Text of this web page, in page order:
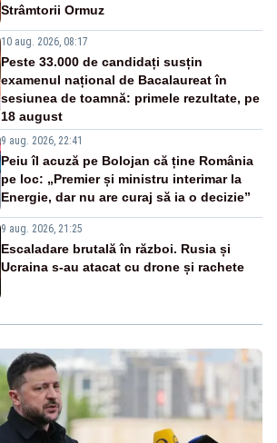
Strâmtorii Ormuz
10 aug. 2026, 08:17
Peste 33.000 de candidați susțin
examenul național de Bacalaureat în
sesiunea de toamnă: primele rezultate, pe
18 august
9 aug. 2026, 22:41
Peiu îl acuză pe Bolojan că ține România
pe loc: „Premier și ministru interimar la
Energie, dar nu are curaj să ia o decizie”
9 aug. 2026, 21:25
Escaladare brutală în război. Rusia și
Ucraina s-au atacat cu drone și rachete